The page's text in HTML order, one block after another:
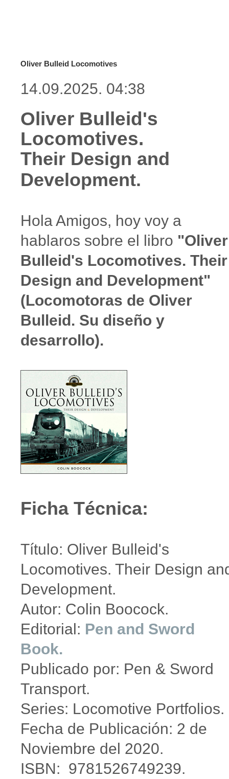
Oliver Bulleid Locomotives
14.09.2025. 04:38
Oliver Bulleid's
Locomotives.
Their Design and
Development.
Hola Amigos, hoy voy a
hablaros sobre el libro "Oliver
Bulleid's Locomotives. Their
Design and Development"
(Locomotoras de Oliver
Bulleid. Su diseño y
desarrollo).
Ficha Técnica:
Título: Oliver Bulleid's
Locomotives. Their Design
Development.
Autor: Colin Boocock.
Editorial: Pen and Sword
Book.
Publicado por: Pen & Sword
Transport.
Series: Locomotive Portfolios.
Fecha de Publicación: 2 de
Noviembre del 2020.
ISBN: 9781526749239.